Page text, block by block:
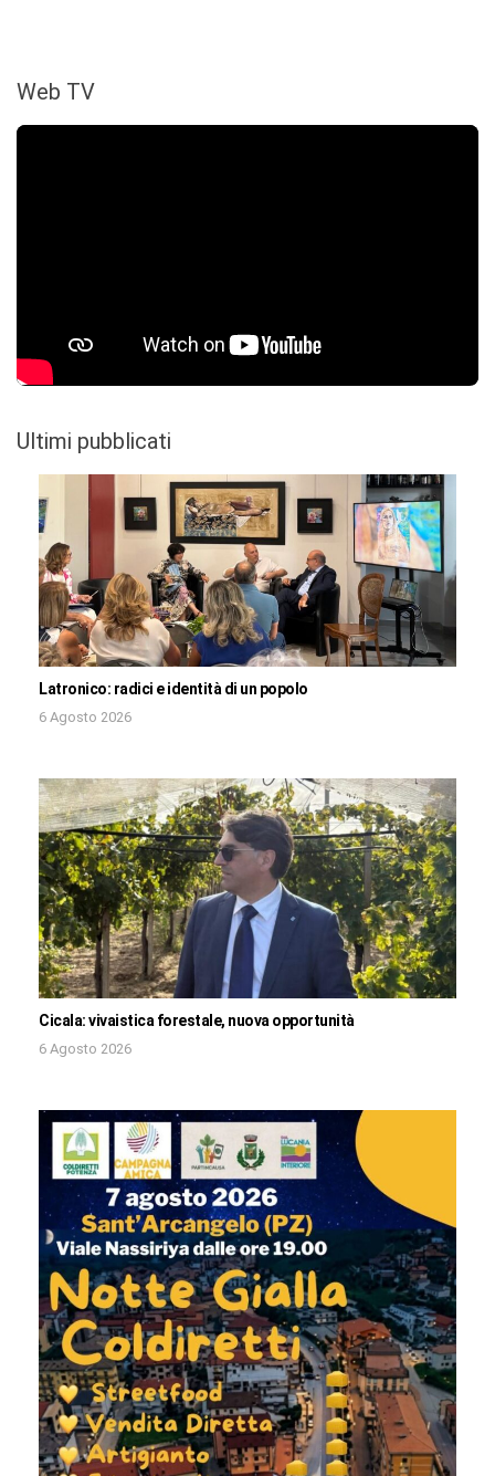
Web TV
Ultimi pubblicati
Latronico: radici e identità di un popolo
6 Agosto 2026
Cicala: vivaistica forestale, nuova opportunità
6 Agosto 2026